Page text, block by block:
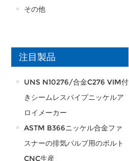
その他
注目製品
UNS N10276/合金C276 VIM付
きシームレスパイプニッケルア
ロイメーカー
ASTM B366ニッケル合金ファ
スナーの排気バルブ用のボルト
CNC生産